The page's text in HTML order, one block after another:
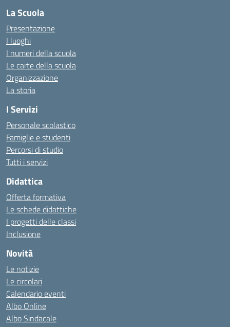
La Scuola
Presentazione
I luoghi
I numeri della scuola
Le carte della scuola
Organizzazione
La storia
I Servizi
Personale scolastico
Famiglie e studenti
Percorsi di studio
Tutti i servizi
Didattica
Offerta formativa
Le schede didattiche
I progetti delle classi
Inclusione
Novità
Le notizie
Le circolari
Calendario eventi
Albo Online
Albo Sindacale